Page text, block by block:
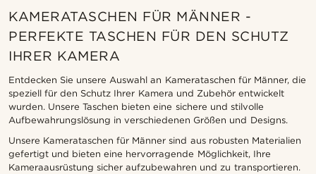
KAMERATASCHEN FÜR MÄNNER -
PERFEKTE TASCHEN FÜR DEN SCHUTZ
IHRER KAMERA
Entdecken Sie unsere Auswahl an Kamerataschen für Männer, die
speziell für den Schutz Ihrer Kamera und Zubehör entwickelt
wurden. Unsere Taschen bieten eine sichere und stilvolle
Aufbewahrungslösung in verschiedenen Größen und Designs.
Unsere Kamerataschen für Männer sind aus robusten Materialien
gefertigt und bieten eine hervorragende Möglichkeit, Ihre
Kameraausrüstung sicher aufzubewahren und zu transportieren.